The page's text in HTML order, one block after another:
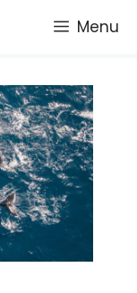
Menu